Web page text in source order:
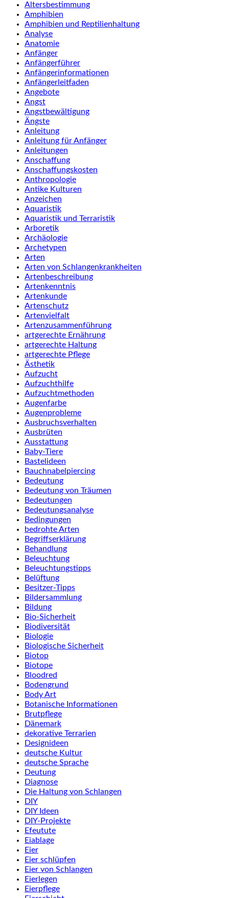
Altersbestimmung
Amphibien
Amphibien und Reptilienhaltung
Analyse
Anatomie
Anfänger
Anfängerführer
Anfängerinformationen
Anfängerleitfaden
Angebote
Angst
Angstbewältigung
Ängste
Anleitung
Anleitung für Anfänger
Anleitungen
Anschaffung
Anschaffungskosten
Anthropologie
Antike Kulturen
Anzeichen
Aquaristik
Aquaristik und Terraristik
Arboretik
Archäologie
Archetypen
Arten
Arten von Schlangenkrankheiten
Artenbeschreibung
Artenkenntnis
Artenkunde
Artenschutz
Artenvielfalt
Artenzusammenführung
artgerechte Ernährung
artgerechte Haltung
artgerechte Pflege
Ästhetik
Aufzucht
Aufzuchthilfe
Aufzuchtmethoden
Augenfarbe
Augenprobleme
Ausbruchsverhalten
Ausbrüten
Ausstattung
Baby-Tiere
Bastelideen
Bauchnabelpiercing
Bedeutung
Bedeutung von Träumen
Bedeutungen
Bedeutungsanalyse
Bedingungen
bedrohte Arten
Begriffserklärung
Behandlung
Beleuchtung
Beleuchtungstipps
Belüftung
Besitzer-Tipps
Bildersammlung
Bildung
Bio-Sicherheit
Biodiversität
Biologie
Biologische Sicherheit
Biotop
Biotope
Bloodred
Bodengrund
Body Art
Botanische Informationen
Brutpflege
Dänemark
dekorative Terrarien
Designideen
deutsche Kultur
deutsche Sprache
Deutung
Diagnose
Die Haltung von Schlangen
DIY
DIY Ideen
DIY-Projekte
Efeutute
Eiablage
Eier
Eier schlüpfen
Eier von Schlangen
Eierlegen
Eierpflege